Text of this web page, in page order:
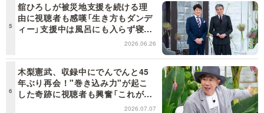
舘ひろしが被災地支援を続ける理
由に視聴者も感嘆「生き方もダンデ
ィー」支援中は風呂にも入らず寝袋
で寝泊まり【日曜日の初耳学】2026.06.26
木梨憲武、収録中にでんでんと45
年ぶり再会！"巻き込み力"が起こ
した奇跡に視聴者も興奮「これがテ
レビの面白さだよね！」＜日曜日の
2026.07.07